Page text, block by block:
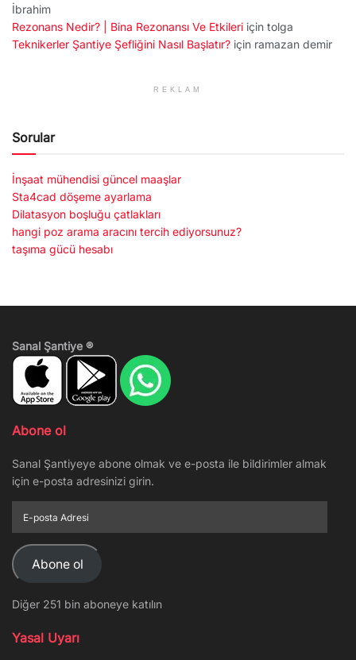
İbrahim
Rezonans Nedir? | Bina Rezonansı Ve Etkileri için tolga
Teknikerler Şantiye Şefliğini Nasıl Başlatır? için ramazan demir
REKLAM
Sorular
İnşaat mühendisi güncel maaşlar
Sta4cad döşeme ayarlama
Dilatasyon boşluğu çatlakları
hangi poz arama aracını tercih ediyorsunuz?
taşıma gücü hesabı
Sanal Şantiye ®
Abone ol
Sanal Şantiyeye abone olmak ve e-posta ile bildirimler almak
için e-posta adresinizi girin.
posta
Adresi
Abone ol
Diğer 251 bin aboneye katılın
Yasal Uyarı